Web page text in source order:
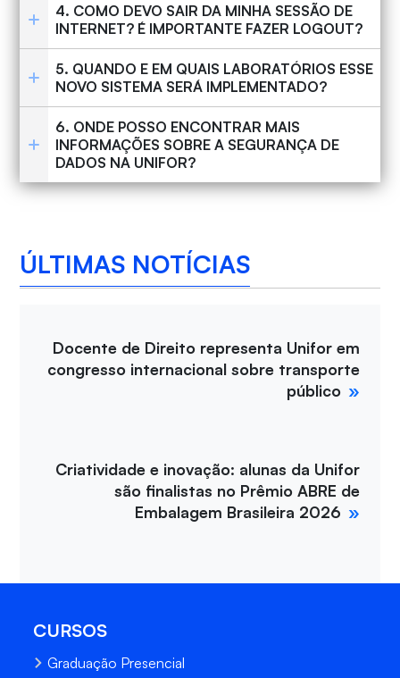
4. COMO DEVO SAIR DA MINHA SESSÃO DE
INTERNET? É IMPORTANTE FAZER LOGOUT?
5. QUANDO E EM QUAIS LABORATÓRIOS ESSE
NOVO SISTEMA SERÁ IMPLEMENTADO?
6. ONDE POSSO ENCONTRAR MAIS
INFORMAÇÕES SOBRE A SEGURANÇA DE
DADOS NA UNIFOR?
ÚLTIMAS NOTÍCIAS
Docente de Direito representa Unifor em
congresso internacional sobre transporte
público
Criatividade e inovação: alunas da Unifor
são finalistas no Prêmio ABRE de
Embalagem Brasileira 2026
CURSOS
Graduação Presencial